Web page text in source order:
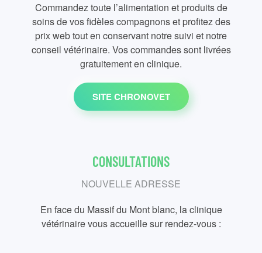
Commandez toute l’alimentation et produits de
soins de vos fidèles compagnons et profitez des
prix web tout en conservant notre suivi et notre
conseil vétérinaire. Vos commandes sont livrées
gratuitement en clinique.
SITE CHRONOVET
CONSULTATIONS
NOUVELLE ADRESSE
En face du Massif du Mont blanc, la clinique
vétérinaire vous accueille sur rendez-vous :